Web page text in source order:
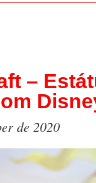
–
de 2020